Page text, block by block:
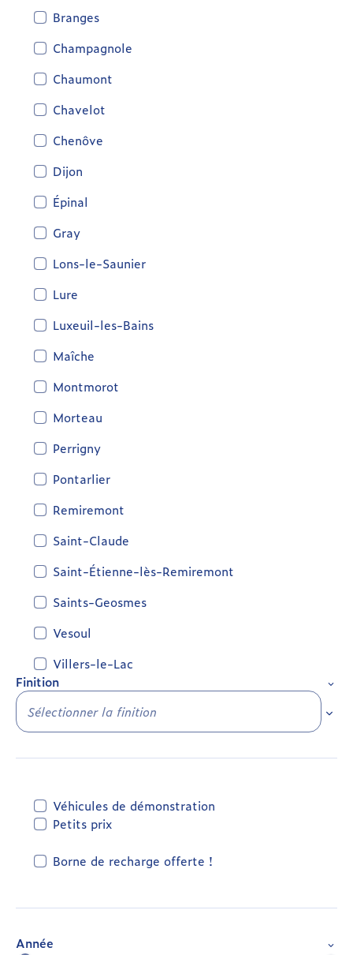
Branges
Champagnole
Chaumont
Chavelot
Chenôve
Dijon
Épinal
Gray
Lons-le-Saunier
Lure
Luxeuil-les-Bains
Maîche
Montmorot
Morteau
Perrigny
Pontarlier
Remiremont
Saint-Claude
Saint-Étienne-lès-Remiremont
Saints-Geosmes
Vesoul
Villers-le-Lac
Finition
Véhicules de démonstration
Petits prix
Borne de recharge offerte !
Année